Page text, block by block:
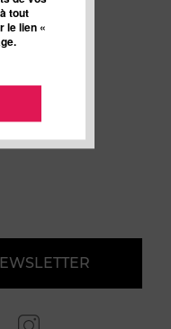
tout
le lien «